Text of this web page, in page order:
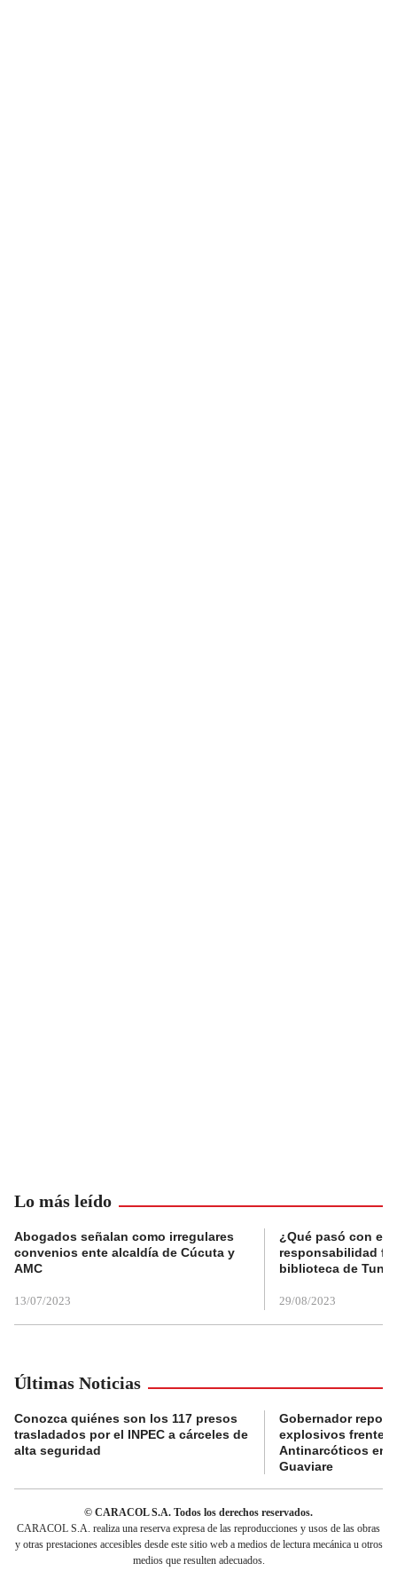
Lo más leído
Abogados señalan como irregulares
convenios ente alcaldía de Cúcuta y
AMC
13/07/2023
¿Qué pasó con el
responsabilidad
biblioteca de
29/08/2023
Últimas Noticias
Conozca quiénes son los 117 presos
trasladados por el INPEC a cárceles de
alta seguridad
Gobernador
explosivos frente a
Antinarcóticos en
Guaviare
© CARACOL S.A. Todos los derechos reservados.
CARACOL S.A. realiza una reserva expresa de las reproducciones y usos de las obras
y otras prestaciones accesibles desde este sitio web a medios de lectura mecánica u otros
medios que resulten adecuados.